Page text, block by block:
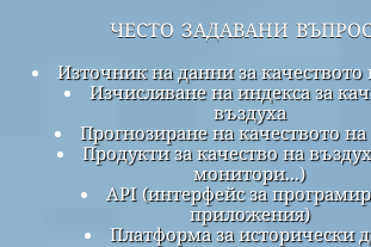
често задавани
Източник на данни за качеството
Изчисляване на индекса за
въздуха
Прогнозиране на качеството
Продукти за качество на
монитори...)
API (интерфейс за
приложения)
Платформа за исторически